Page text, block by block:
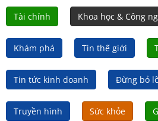
Tài chính Khoa học & Công
Khám phá Tin thế giới
Tin tức kinh doanh Đừng bỏ
Truyền hình Sức khỏe